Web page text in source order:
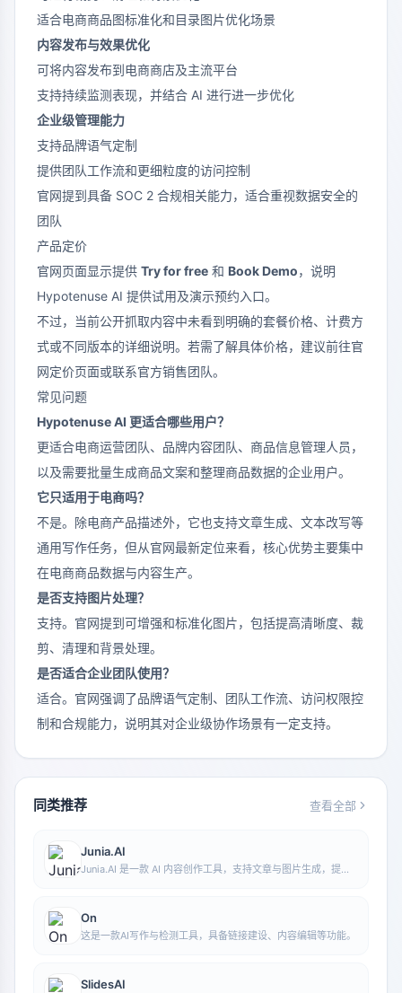
适合电商商品图标准化和目录图片优化场景
内容发布与效果优化
可将内容发布到电商商店及主流平台
支持持续监测表现，并结合 AI 进行进一步优化
企业级管理能力
支持品牌语气定制
提供团队工作流和更细粒度的访问控制
官网提到具备 SOC 2 合规相关能力，适合重视数据安全的
团队
产品定价
官网页面显示提供 Try for free 和 Book Demo，说明
Hypotenuse AI 提供试用及演示预约入口。
不过，当前公开抓取内容中未看到明确的套餐价格、计费方
式或不同版本的详细说明。若需了解具体价格，建议前往官
网定价页面或联系官方销售团队。
常见问题
Hypotenuse AI 更适合哪些用户？
更适合电商运营团队、品牌内容团队、商品信息管理人员，
以及需要批量生成商品文案和整理商品数据的企业用户。
它只适用于电商吗？
不是。除电商产品描述外，它也支持文章生成、文本改写等
通用写作任务，但从官网最新定位来看，核心优势主要集中
在电商商品数据与内容生产。
是否支持图片处理？
支持。官网提到可增强和标准化图片，包括提高清晰度、裁
剪、清理和背景处理。
是否适合企业团队使用？
适合。官网强调了品牌语气定制、团队工作流、访问权限控
制和合规能力，说明其对企业级协作场景有一定支持。
同类推荐 查看全部
Junia.AI
Junia.AI 是一款 AI 内容创作工具，支持文章与图片生成，提供
On
这是一款AI写作与检测工具，具备链接建设、内容编辑等功能。
SlidesAI